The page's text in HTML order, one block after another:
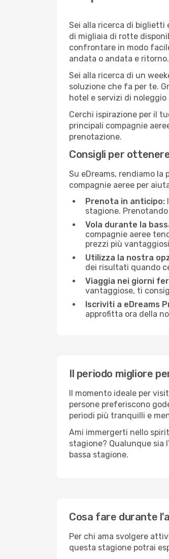
Sei alla ricerca di biglietti
di migliaia di rotte
confrontare in modo
andata o andata e ritorno.
Sei alla ricerca di un
soluzione che fa per te.
hotel e servizi di
Cerchi ispirazione per il
principali compagnie
prenotazione.
Consigli per
Su eDreams, rendiamo
compagnie aeree per
Prenota in anticipo:
stagione.
Vola durante la
compagnie aeree
prezzi più
Utilizza la nostra
dei risultati quando
Viaggia nei giorni
vantaggiose, ti
Iscriviti a eDreams
approfitta ora della
Il periodo migliore
Il momento ideale per
persone preferiscono
periodi più tranquilli e
Ami immergerti nello
stagione? Qualunque sia
bassa stagione.
Cosa fare durante
Per chi ama svolgere
questa stagione potrai